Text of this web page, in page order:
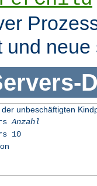
und neue
-
unbeschäftigten
Anzahl
10